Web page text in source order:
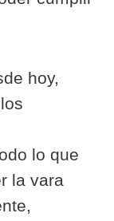
hoy,
lo que
la vara